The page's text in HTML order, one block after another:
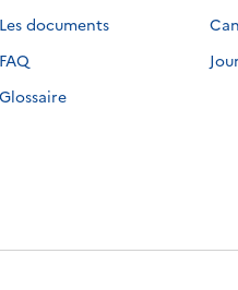
Les documents
FAQ
Glossaire